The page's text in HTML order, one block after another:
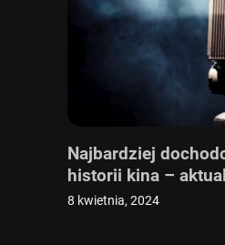
Najbardziej
historii kina –
8 kwietnia, 2024